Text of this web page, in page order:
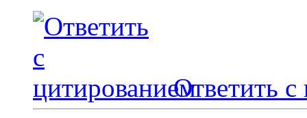
Ответить с